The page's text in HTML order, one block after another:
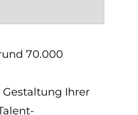
70.​000
Ihrer